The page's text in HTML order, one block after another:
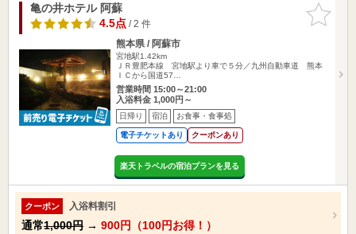
お気に入
りに追加
亀の井ホテル 阿蘇
4.5点/ 2 件
熊本県 / 阿蘇市
宮地駅1.42km
ＪＲ豊肥本線 宮地駅より車で５分／九州自動車道 熊本
ＩＣから国道57…
営業時間 15:00～21:00
入浴料金 1,000円～
日帰り 宿泊 お食事・食事処
電子チケットあり クーポンあり
楽天トラベルの宿泊プランを見る
クーポン 入浴料割引
通常1,000円 → 900円（100円お得！）